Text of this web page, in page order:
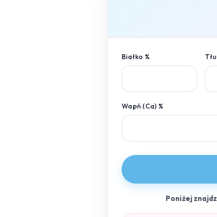
Białko %
Wapń (Ca) %
Poniżej